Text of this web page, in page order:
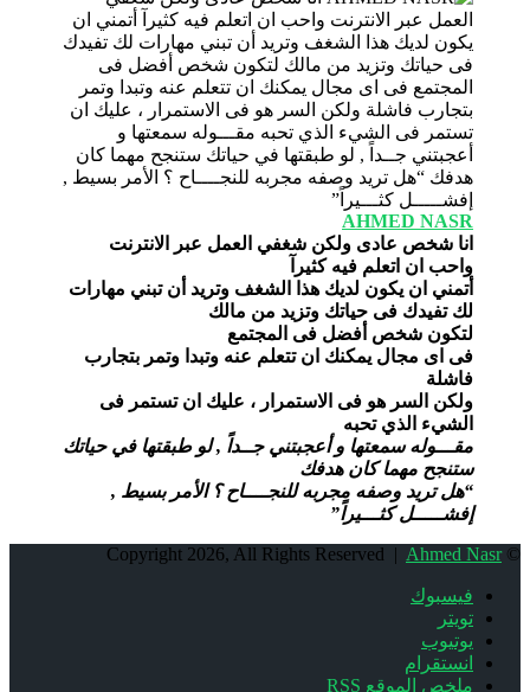
AHMED NASR
انا شخص عادى ولكن شغفي العمل عبر الانترنت
واحب ان اتعلم فيه كثيرآ
أتمني ان يكون لديك هذا الشغف وتريد أن تبني مهارات
لك تفيدك فى حياتك وتزيد من مالك
لتكون شخص أفضل فى المجتمع
فى اى مجال يمكنك ان تتعلم عنه وتبدا وتمر بتجارب
فاشلة
ولكن السر هو فى الاستمرار ، عليك ان تستمر فى
الشيء الذي تحبه
مقـــوله سمعتها و أعجبتني جــداً , لو طبقتها في حياتك
ستنجح مهما كان هدفك
“هل تريد وصفه مجربه للنجــــاح ؟ الأمر بسيط ,
إفشـــــل كثـــيراً”
© Copyright 2026, All Rights Reserved |
Ahmed Nasr
فيسبوك
تويتر
يوتيوب
انستقرام
ملخص الموقع RSS